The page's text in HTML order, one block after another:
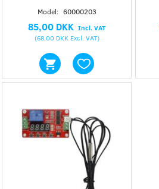
Model: 60000203
85,00 DKK Incl. VAT
(68,00 DKK Excl. VAT)